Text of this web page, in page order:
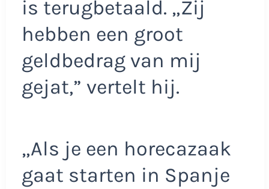
is terugbetaald. „Zij
hebben een groot
geldbedrag van mij
gejat,” vertelt hij.
„Als je een horecazaak
gaat starten in Spanje